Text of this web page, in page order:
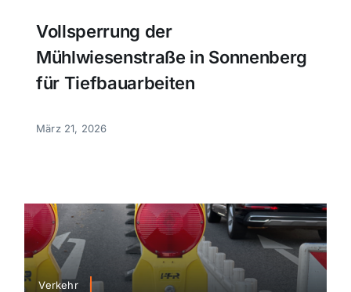
Vollsperrung der
Mühlwiesenstraße in Sonnenberg
für Tiefbauarbeiten
März 21, 2026
Verkehr